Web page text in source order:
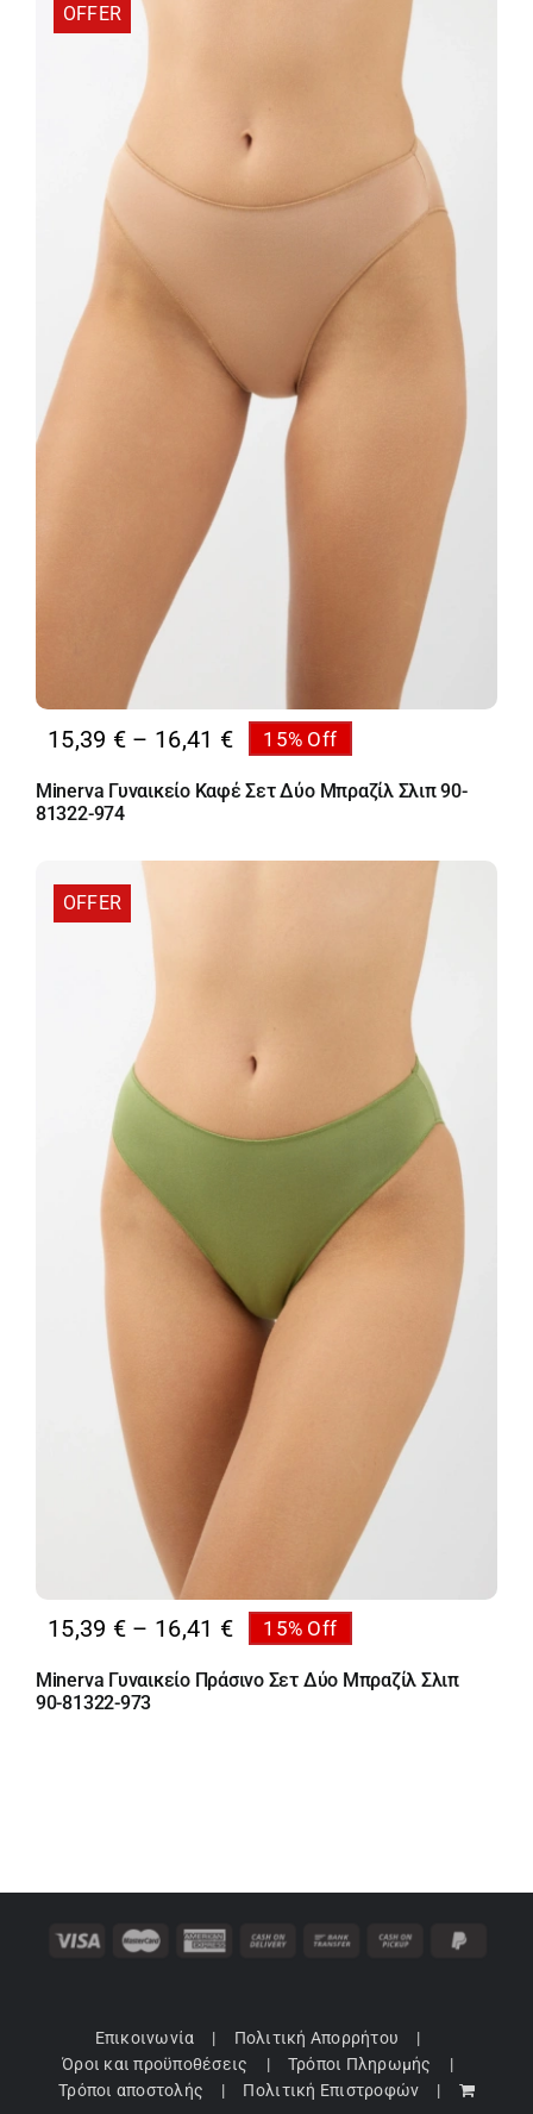
OFFER
15,39 € – 16,41 €Price
15,39 €
15% Off
Minerva Γυναικείο Καφέ Σετ Δύο Μπραζίλ Σλιπ 90-
81322-974
OFFER
15,39 € – 16,41 €Price
15,39 €
15% Off
Minerva Γυναικείο Πράσινο Σετ Δύο Μπραζίλ Σλιπ
90-81322-973
Επικοινωνία
Πολιτική Απορρήτου
Όροι και προϋποθέσεις
Τρόποι Πληρωμής
Τρόποι αποστολής
Πολιτική Επιστροφών